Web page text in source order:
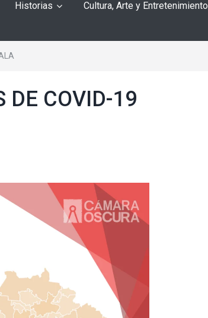
Historias Cultura, Arte y Entretenimiento
DE COVID-19